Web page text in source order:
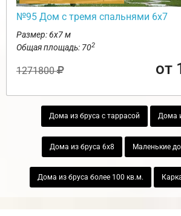
№95 Дом с тремя спальнями 6х7
Размер: 6х7 м
Общая площадь: 702
1271800 от
Дома из бруса с таррасой Дома
Дома из бруса 6х8 Маленькие
Дома из бруса более 100 кв.м.